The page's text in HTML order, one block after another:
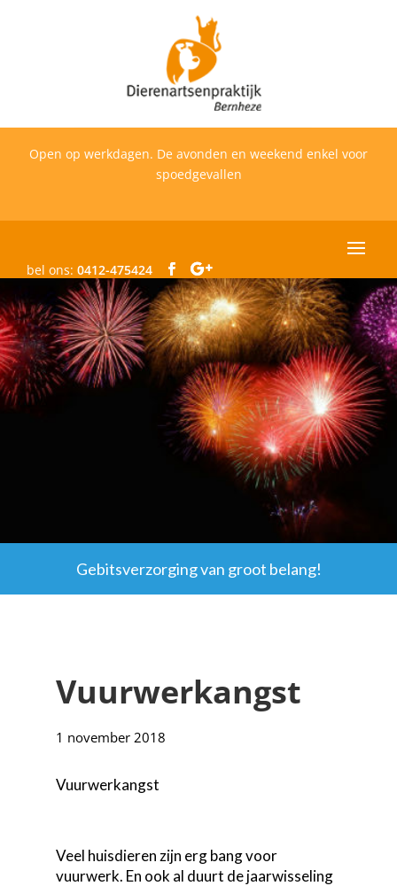
Open op werkdagen. De avonden en weekend enkel voor
spoedgevallen
bel ons: 0412-475424
Gebitsverzorging van groot belang!
Vuurwerkangst
1 november 2018
Vuurwerkangst
Veel huisdieren zijn erg bang voor
vuurwerk. En ook al duurt de jaarwisseling